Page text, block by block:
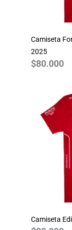
Camiseta
2025
$80.000
Camiseta